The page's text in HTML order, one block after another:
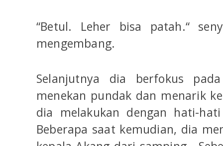
“Betul. Leher bisa patah.“
mengembang.
Selanjutnya dia berfokus
menekan pundak dan menarik
dia melakukan dengan hati-
Beberapa saat kemudian, dia